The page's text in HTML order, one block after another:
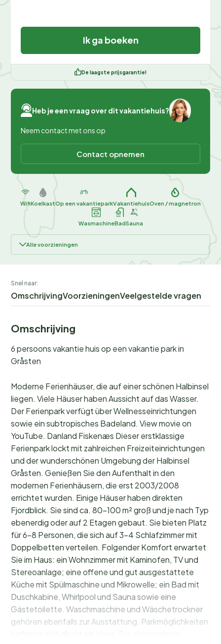
Ik ga boeken
De laagste prijsgarantie!
Heb je een vraag over dit vakantiehuis?
Neem contact met ons op
Contact opnemen
WifiKoelkastOp een vakantieparkVakantiehuisOven / magnetron
WasmachineBadSauna
Alle voorzieningen
Snel naar:
OmschrijvingVoorzieningenVeelgestelde vragen
Omschrijving
6 persoons vakantie huis op een vakantie park in
Gråsten
Moderne Ferienhäuser, die auf einer schönen Halbinsel
liegen. Viele Häuser haben Aussicht auf das Wasser.
Der Ferienpark verfügt über Wellnesseinrichtungen
sowie ein subtropisches Badeland. View movie on
YouTube. Danland Fiskenæs Dieser erstklassige
Ferienpark lockt mit zahlreichen Freizeiteinrichtungen
und der wunderschönen Umgebung der Halbinsel
Gråsten. Genießen Sie den Aufenthalt in den
modernen Ferienhäusern, die erst 2003/2008
errichtet wurden. Einige Häuser haben direkten
Fjordblick. Sie sind ca. 80-100 m² groß und je nach Typ
ebenerdig oder auf 2 Etagen gebaut. Sie bieten Platz
für 6-8 Personen, die sich auf 3-4 Schlafzimmer mit
Doppelbetten verteilen. Folgender Komfort erwartet
Sie im Haus: ein Wohnzimmer mit Kaminofen, TV und
Stereoanlage; eine offene und gut ausgestattete
Küche mit Spülmaschine und Mikrowelle; ein Bad mit
Duschkabine, Whirlpool und Sauna sowie eine
Gästetoilette. Waschmaschine und Wäschetrockner
gehören ebenfalls zur Ausstattung. Parkmöglichkeiten